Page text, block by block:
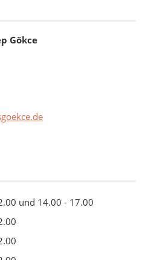
Gökce
und 14.00 - 17.00